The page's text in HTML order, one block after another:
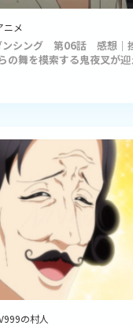
ニメ
ンシング 第06話 感想｜
の舞を模索する鬼夜叉が
の村人